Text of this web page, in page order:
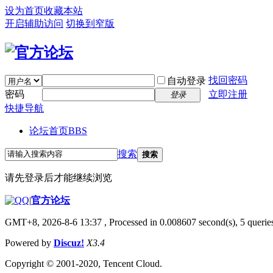
设为首页收藏本站
开启辅助访问 切换到窄版
自动登录 找回密码
密码
登录
立即注册
快捷导航
论坛首页BBS
搜索 搜索
请先登录后才能继续浏览
|官方论坛
GMT+8, 2026-8-6 13:37 , Processed in 0.008607 second(s), 5
Powered by Discuz! X3.4
Copyright © 2001-2020, Tencent Cloud.